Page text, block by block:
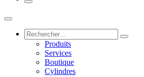
Produits
Services
Boutique
Cylindres